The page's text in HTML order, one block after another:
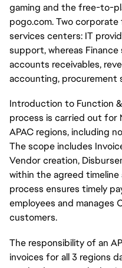
gaming and the free-to-
pogo.com. Two
services centers: IT
support, whereas
accounts receivables,
accounting, procurement
Introduction to Function
process is carried out for
APAC regions, including
The scope includes
Vendor creation,
within the agreed timeline
process ensures timely
employees and manages
customers.
The responsibility of an
invoices for all 3 regions